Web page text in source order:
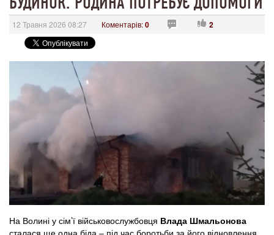
12 Травня 2026 08:27 Коментарів:0 2
На Волині у сім’ї військовослужбовця Влада Шмальонова